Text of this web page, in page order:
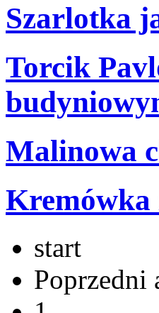
Szarlotka
Torcik
Malinowa
Kremówka
start
Poprzedni